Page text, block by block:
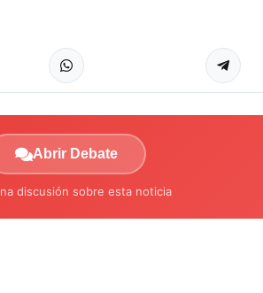
Abrir Debate
discusión sobre esta noticia